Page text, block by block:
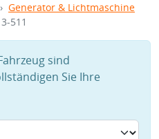
Generator & Lichtmaschine
511
sind
Sie Ihre